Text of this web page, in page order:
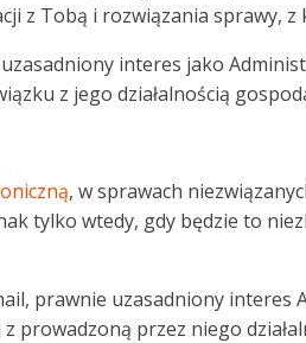
z Tobą i rozwiązania sprawy,
interes jako
z jego działalnością
, w sprawach
tylko wtedy, gdy będzie to
prawnie uzasadniony interes
prowadzoną przez niego